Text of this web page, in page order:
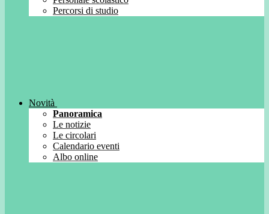
Percorsi di studio
Novità
Panoramica
Le notizie
Le circolari
Calendario eventi
Albo online